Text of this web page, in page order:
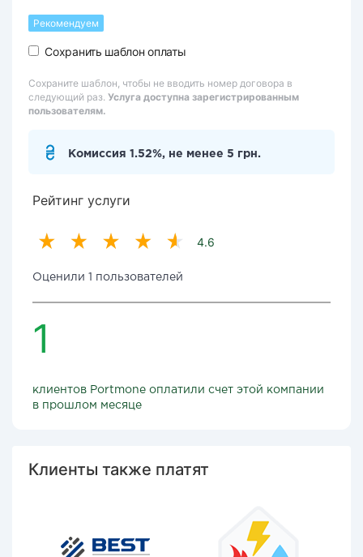
Рекомендуем
Сохранить шаблон оплаты
Сохраните шаблон, чтобы не вводить номер договора в
следующий раз. Услуга доступна зарегистрированным
пользователям.
Комиссия 1.52%, не менее 5 грн.
Рейтинг услуги
4.6
Оценили 1 пользователей
1
клиентов Portmone оплатили счет этой компании
в прошлом месяце
Клиенты также платят